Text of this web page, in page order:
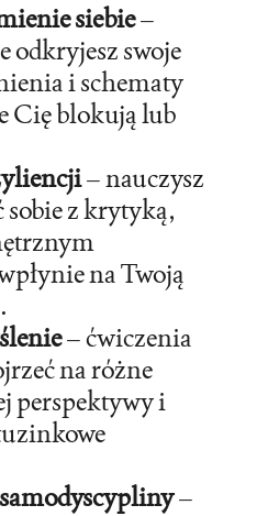
siebie–
odkryjesz swoje
i schematy
Cię blokują lub
– nauczysz
sobie z krytyką,
na Twoją
– ćwiczenia
na różne
perspektywy i
–